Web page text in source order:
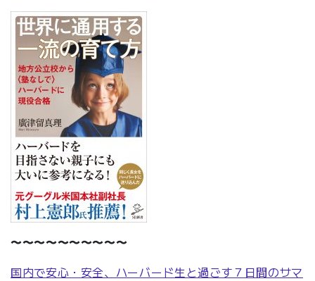
〜〜〜〜〜〜〜〜〜〜
国内で安心・安全、ハーバード生と過ごす７日間のサマ